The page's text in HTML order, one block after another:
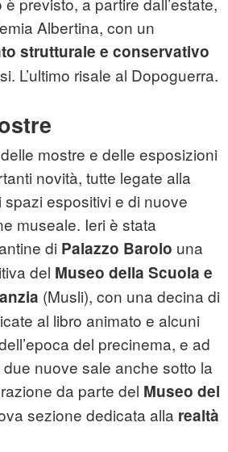
Albertina, con un
strutturale e conservativo
L’ultimo risale al Dopoguerra.
mostre e delle esposizioni
novità, tutte legate alla
espositivi e di nuove
museale. Ieri è stata
di Palazzo Barolo una
del Museo della Scuola e
(Musli), con una decina di
al libro animato e alcuni
del precinema, e ad
nuove sale anche sotto la
da parte del Museo del
sezione dedicata alla realtà